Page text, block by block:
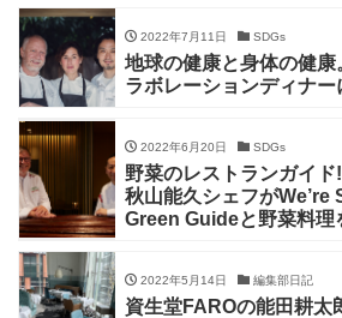
2022年7月11日 SDGs
地球の健康と身体の健康
ラボレーションディナー
2022年6月20日 SDGs
野菜のレストランガイド
秋山能久シェフがWe’re
Green Guideと野菜料理
2022年5月14日 編集部日記
資生堂FAROの能田耕太